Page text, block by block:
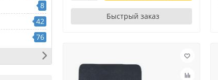
8
42
76
Быстрый заказ